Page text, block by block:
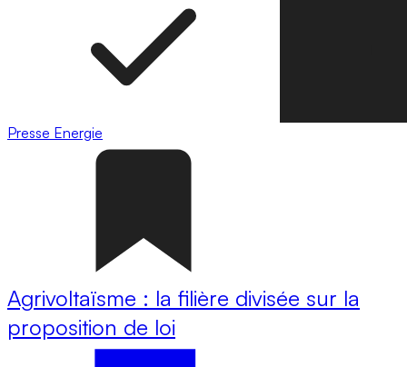
Presse Energie
Agrivoltaïsme : la filière divisée sur la
proposition de loi